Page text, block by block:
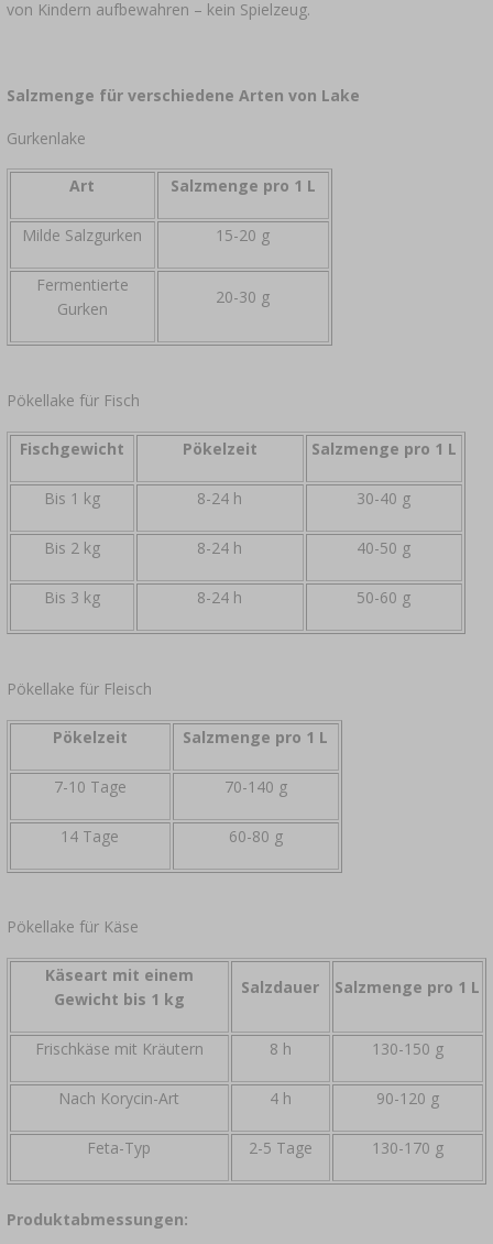
von Kindern aufbewahren – kein Spielzeug.
Salzmenge für verschiedene Arten von Lake
Gurkenlake
Art Salzmenge pro 1 L
Milde Salzgurken 15-20 g
Fermentierte
Gurken
20-30 g
Pökellake für Fisch
Fischgewicht Pökelzeit Salzmenge pro 1 L
Bis 1 kg 8-24 h 30-40 g
Bis 2 kg 8-24 h 40-50 g
Bis 3 kg 8-24 h 50-60 g
Pökellake für Fleisch
Pökelzeit Salzmenge pro 1 L
7-10 Tage 70-140 g
14 Tage 60-80 g
Pökellake für Käse
Käseart mit einem
Gewicht bis 1 kg
Salzdauer Salzmenge pro 1 L
Frischkäse mit Kräutern 8 h 130-150 g
Nach Korycin-Art 4 h 90-120 g
Feta-Typ 2-5 Tage 130-170 g
Produktabmessungen: